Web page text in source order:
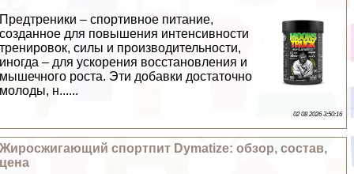
Предтреники – спортивное питание,
созданное для повышения интенсивности
тренировок, силы и производительности,
иногда – для ускорения восстановления и
мышечного роста. Эти добавки достаточно
молоды, н......
02 08 2026 3:50:16
Жиросжигающий спортпит Dymatize: обзор, состав,
цена